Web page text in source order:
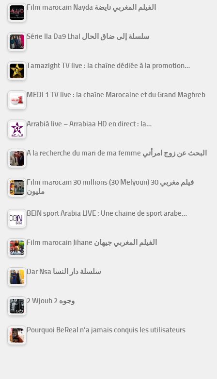
Film marocain Nayda الفيلم المغربي نايضة
Série Ila Da9 Lhal سلسلة إلى ضاق الحال
Tamazight TV live : la chaîne dédiée à la promotion…
MEDI 1 TV live : la chaîne Marocaine et du Grand Maghreb
Arrabiâ live – Arrabiaa HD en direct : la…
A la recherche du mari de ma femme البحث عن زوج امرأتي
Film marocain 30 millions (30 Melyoun) فيلم مغربي 30
مليون
BEIN sport Arabia LIVE : Une chaine de sport arabe…
Film marocain Jihane الفيلم المغربي جيهان
Dar Nsa سلسلة دار النسا
2 Wjouh 2 وجوه
Pourquoi BeReal n’a jamais conquis les utilisateurs